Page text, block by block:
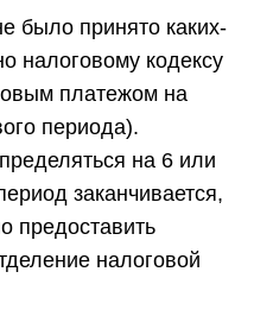
было принято каких-
налоговому кодексу
платежом на
периода).
на 6 или
заканчивается,
предоставить
налоговой